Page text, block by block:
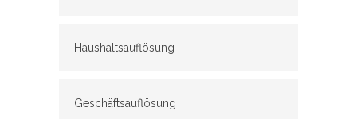
Haushaltsauflösung
Geschäftsauflösung